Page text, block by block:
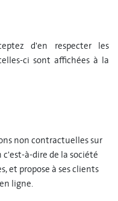
d'en respecter les
ci sont affichées à la
non contractuelles sur
c'est-à-dire de la société
et propose à ses clients
ligne.